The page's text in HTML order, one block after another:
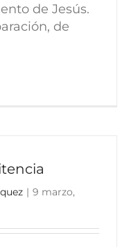
de Jesús.
de
| 9 marzo,